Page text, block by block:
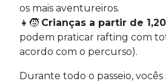
os mais aventureiros.
👧🧒 Crianças a partir de
podem praticar rafting com
acordo com o percurso).
Durante todo o passeio, vocês